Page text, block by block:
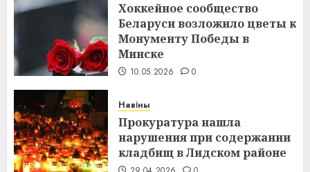
Хоккейное сообщество
Беларуси возложило цветы к
Монументу Победы в
Минске
10.05.2026 0
Навіны
Прокуратура нашла
нарушения при содержании
кладбищ в Лидском районе